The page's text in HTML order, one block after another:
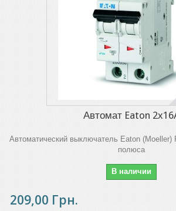
Автомат Eaton
Автоматический выключатель Eaton (Moeller)
полюса
В наличии
209,00 Грн.